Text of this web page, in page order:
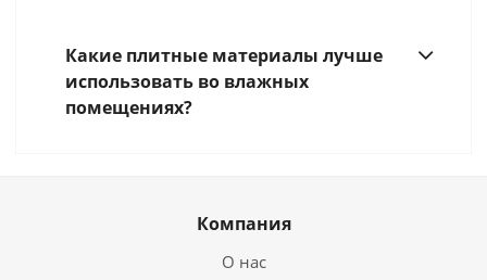
Какие плитные материалы лучше
использовать во влажных
помещениях?
Компания
О нас